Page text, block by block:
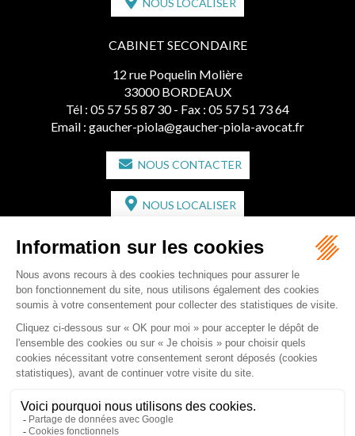
NOUS LOCALISER
CABINET SECONDAIRE
12 rue Poquelin Molière
33000 BORDEAUX
Tél : 05 57 55 87 30 - Fax : 05 57 51 73 64
Email : gaucher-piola@gaucher-piola-avocat.fr
NOUS CONTACTER
NOUS LOCALISER
CABINET SECONDAIRE
2 bis Avenue de l'Europe
33350 ST MAGNE-DE-CASTILLON
Tél :05 57 55 87 30 - Fax : 05 57 51 73 64
Email :gaucher-piola@gaucher-piola-avocat.fr
NOUS CONTACTER
NOUS LOCALISER